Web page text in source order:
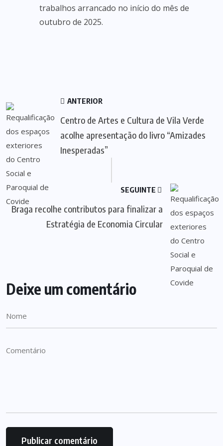
trabalhos arrancado no início do mês de
outubro de 2025.
ANTERIOR
Centro de Artes e Cultura de Vila Verde
acolhe apresentação do livro “Amizades
Inesperadas”
SEGUINTE
Braga recolhe contributos para finalizar a
Estratégia de Economia Circular
Deixe um comentário